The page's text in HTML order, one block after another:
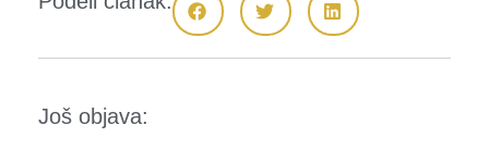
Još objava: